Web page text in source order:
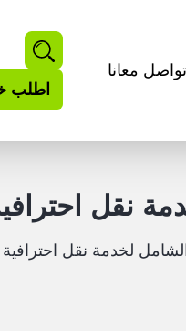
تواصل معانا
اطلب
نقل
لخدمة نقل احترافية